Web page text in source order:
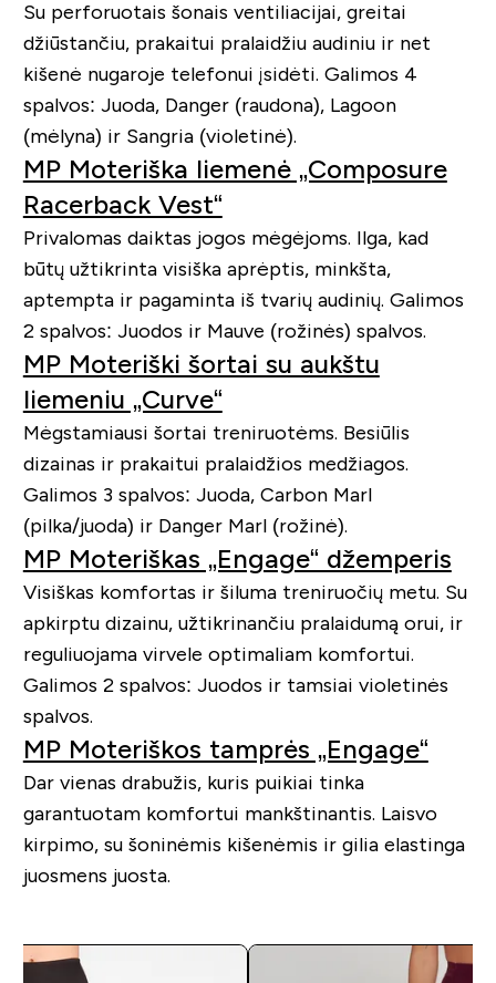
Su perforuotais šonais ventiliacijai, greitai
džiūstančiu, prakaitui pralaidžiu audiniu ir net
kišenė nugaroje telefonui įsidėti. Galimos 4
spalvos: Juoda, Danger (raudona), Lagoon
(mėlyna) ir Sangria (violetinė).
MP Moteriška liemenė „Composure
Racerback Vest“
Privalomas daiktas jogos mėgėjoms. Ilga, kad
būtų užtikrinta visiška aprėptis, minkšta,
aptempta ir pagaminta iš tvarių audinių. Galimos
2 spalvos: Juodos ir Mauve (rožinės) spalvos.
MP Moteriški šortai su aukštu
liemeniu „Curve“
Mėgstamiausi šortai treniruotėms. Besiūlis
dizainas ir prakaitui pralaidžios medžiagos.
Galimos 3 spalvos: Juoda, Carbon Marl
(pilka/juoda) ir Danger Marl (rožinė).
MP Moteriškas „Engage“ džemperis
Visiškas komfortas ir šiluma treniruočių metu. Su
apkirptu dizainu, užtikrinančiu pralaidumą orui, ir
reguliuojama virvele optimaliam komfortui.
Galimos 2 spalvos: Juodos ir tamsiai violetinės
spalvos.
MP Moteriškos tamprės „Engage“
Dar vienas drabužis, kuris puikiai tinka
garantuotam komfortui mankštinantis. Laisvo
kirpimo, su šoninėmis kišenėmis ir gilia elastinga
juosmens juosta.